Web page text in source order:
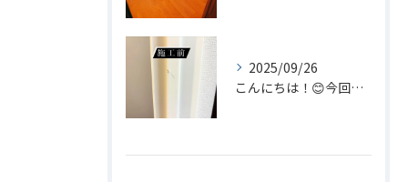
2025/09/26
こんにちは！😊今回はリペア補修についてのご案内です。